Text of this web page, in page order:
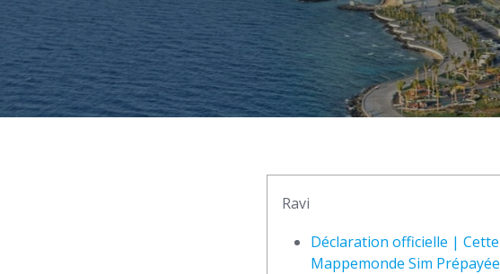
Ravi
Déclaration officielle | Cette
Mappemonde Sim Prépayée